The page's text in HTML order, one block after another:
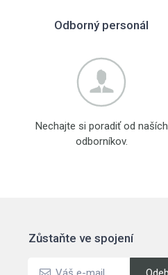
Odborný personál
Nechajte si poradiť od naších
odborníkov.
Zůstaňte ve spojení